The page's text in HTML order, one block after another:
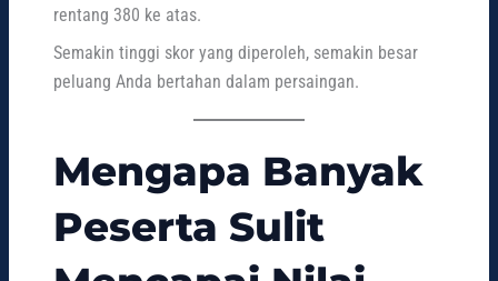
rentang 380 ke atas.
Semakin tinggi skor yang diperoleh, semakin besar
peluang Anda bertahan dalam persaingan.
Mengapa Banyak
Peserta Sulit